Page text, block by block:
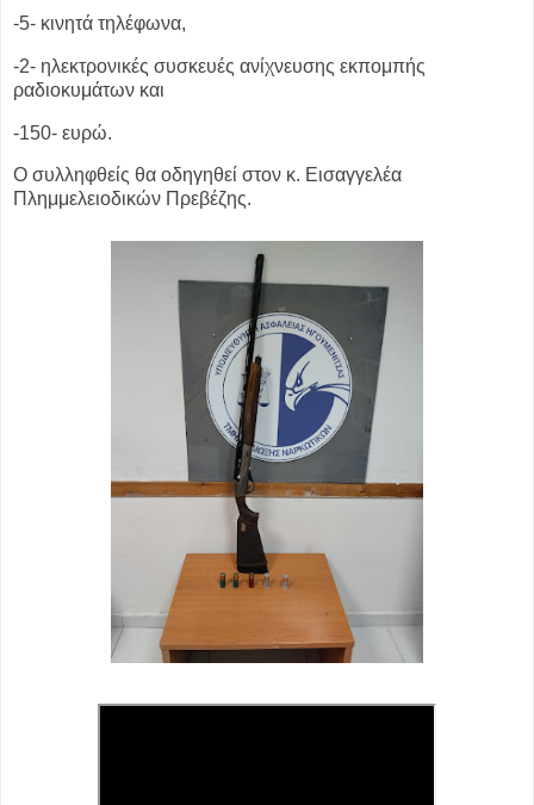
-5- κινητά τηλέφωνα,
-2- ηλεκτρονικές συσκευές ανίχνευσης εκπομπής
ραδιοκυμάτων και
-150- ευρώ.
Ο συλληφθείς θα οδηγηθεί στον κ. Εισαγγελέα
Πλημμελειοδικών Πρεβέζης.